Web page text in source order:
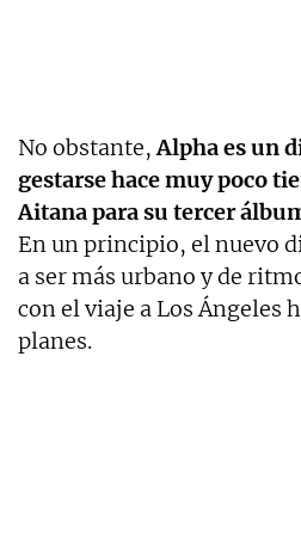
No obstante,Alpha es un
gestarse hace muy poco
Aitana para su tercer
En un principio, el nuevo
a ser más urbano y de
con el viaje a Los Ángeles
planes.